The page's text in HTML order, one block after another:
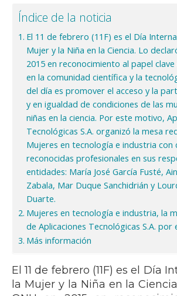
Índice de la noticia
El 11 de febrero (11F) es el Día
Mujer y la Niña en la Ciencia. Lo
2015 en reconocimiento al papel
en la comunidad científica y la
del día es promover el acceso y la
y en igualdad de condiciones de las
niñas en la ciencia. Por este motivo,
Tecnológicas S.A. organizó la mesa
Mujeres en tecnología e industria con
reconocidas profesionales en sus
entidades: María José García Fusté,
Zabala, Mar Duque Sanchidrián y
Duarte.
Mujeres en tecnología e industria, la
de Aplicaciones Tecnológicas S.A. por
Más información
El 11 de febrero (11F) es el Día
la Mujer y la Niña en la